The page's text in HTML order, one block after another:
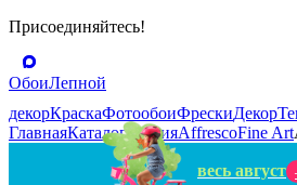
Присоединяйтесь!
ОбоиЛепной
декорКраскаФотообоиФрескиДекор
ГлавнаяКаталогРоссияAffrescoFine Art
весь август